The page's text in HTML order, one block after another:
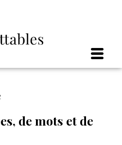
de mots et de